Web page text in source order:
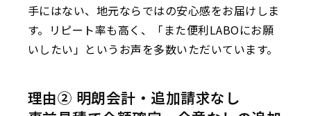
手にはない、地元ならではの安心感をお届けしま
す。リピート率も高く、「また便利LABOにお願
いしたい」というお声を多数いただいています。
理由② 明朗会計・追加請求なし